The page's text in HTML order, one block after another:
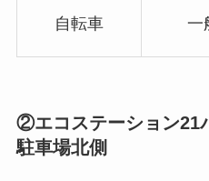
自転車 一
②エコステーション
駐車場北側